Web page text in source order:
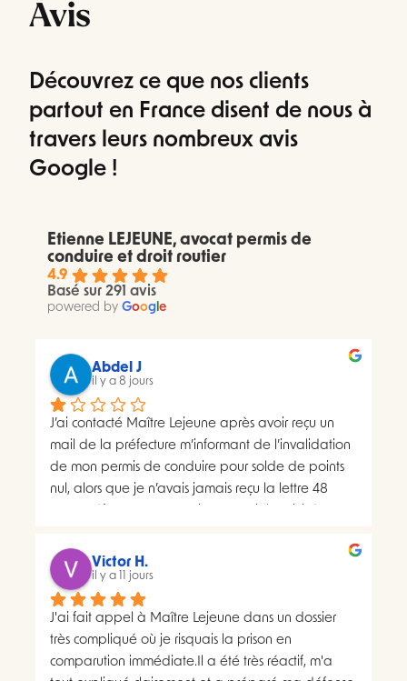
Avis
Découvrez ce que nos clients
partout en France disent de nous à
travers leurs nombreux avis
Google !
Etienne LEJEUNE, avocat permis de
conduire et droit routier
4.9
Basé sur 291 avis
powered by Goog e
Abdel J
il y a 8 jours
J’ai contacté Maître Lejeune après avoir reçu un
mail de la préfecture m’informant de l’invalidation
de mon permis de conduire pour solde de points
nul, alors que je n’avais jamais reçu la lettre 48
distributions à deux dates différentes, ce qui me
semblait présenter une anomalie nécessitant une
analyse juridique.Après avoir consulté les
nombreux avis positifs concernant Maître Lejeune,
je lui ai envoyé par courriel l’intégralité de mon
dossier. Je lui ai également demandé, à plusieurs
Victor H.
il y a 11 jours
J'ai fait appel à Maître Lejeune dans un dossier
très compliqué où je risquais la prison en
comparution immédiate.Il a été très réactif, m'a